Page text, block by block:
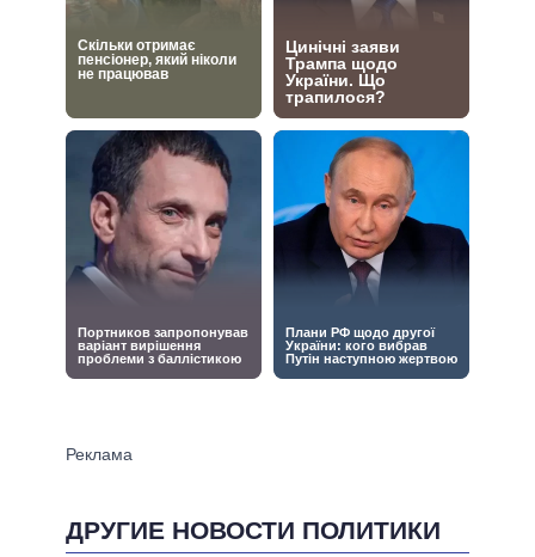
ДРУГИЕ НОВОСТИ ПОЛИТИКИ